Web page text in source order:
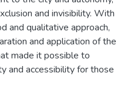
and invisibility. With
and qualitative approach,
and application of the
made it possible to
and accessibility for those